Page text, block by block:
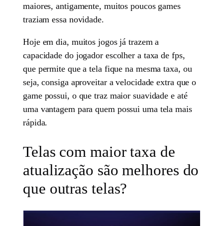
maiores, antigamente, muitos poucos games
traziam essa novidade.
Hoje em dia, muitos jogos já trazem a
capacidade do jogador escolher a taxa de fps,
que permite que a tela fique na mesma taxa, ou
seja, consiga aproveitar a velocidade extra que o
game possui, o que traz maior suavidade e até
uma vantagem para quem possui uma tela mais
rápida.
Telas com maior taxa de
atualização são melhores do
que outras telas?